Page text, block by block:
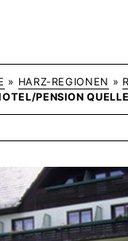
» HARZ-REGIONEN »
PENSION